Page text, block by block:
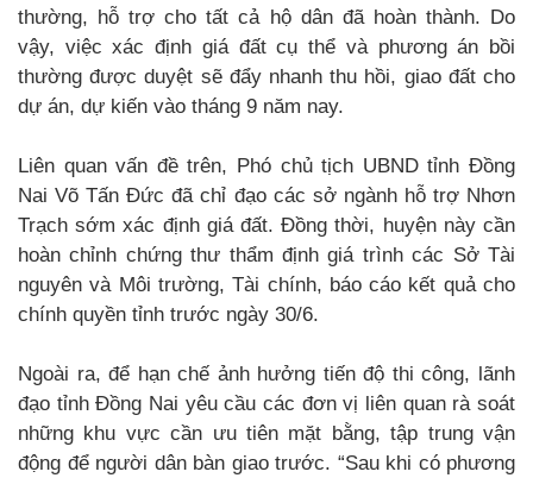
thường, hỗ trợ cho tất cả hộ dân đã hoàn thành. Do
vậy, việc xác định giá đất cụ thể và phương án bồi
thường được duyệt sẽ đẩy nhanh thu hồi, giao đất cho
dự án, dự kiến vào tháng 9 năm nay.
Liên quan vấn đề trên, Phó chủ tịch UBND tỉnh Đồng
Nai Võ Tấn Đức đã chỉ đạo các sở ngành hỗ trợ Nhơn
Trạch sớm xác định giá đất. Đồng thời, huyện này cần
hoàn chỉnh chứng thư thẩm định giá trình các Sở Tài
nguyên và Môi trường, Tài chính, báo cáo kết quả cho
chính quyền tỉnh trước ngày 30/6.
Ngoài ra, để hạn chế ảnh hưởng tiến độ thi công, lãnh
đạo tỉnh Đồng Nai yêu cầu các đơn vị liên quan rà soát
những khu vực cần ưu tiên mặt bằng, tập trung vận
động để người dân bàn giao trước. “Sau khi có phương